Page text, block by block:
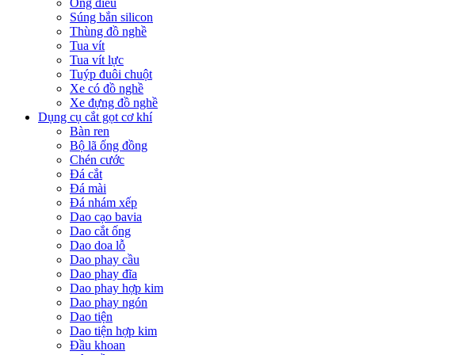
Ống điếu
Súng bắn silicon
Thùng đồ nghề
Tua vít
Tua vít lực
Tuýp đuôi chuột
Xe có đồ nghề
Xe đựng đồ nghề
Dụng cụ cắt gọt cơ khí
Bàn ren
Bộ lã ống đồng
Chén cước
Đá cắt
Đá mài
Đá nhám xếp
Dao cạo bavia
Dao cắt ống
Dao doa lỗ
Dao phay cầu
Dao phay đĩa
Dao phay hợp kim
Dao phay ngón
Dao tiện
Dao tiện hợp kim
Đầu khoan